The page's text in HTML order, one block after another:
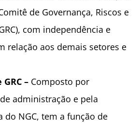
de Governança, Riscos e
com independência e
relação aos demais setores e
– Composto por
administração e pela
do NGC, tem a função de